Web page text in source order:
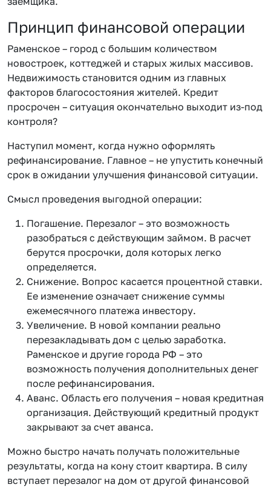
Принцип финансовой операции
Раменское – город с большим количеством
новостроек, коттеджей и старых жилых массивов.
Недвижимость становится одним из главных
факторов благосостояния жителей. Кредит
просрочен – ситуация окончательно выходит из-под
контроля?
Наступил момент, когда нужно оформлять
рефинансирование. Главное – не упустить конечный
срок в ожидании улучшения финансовой ситуации.
Смысл проведения выгодной операции:
Погашение. Перезалог – это возможность
разобраться с действующим займом. В расчет
берутся просрочки, доля которых легко
определяется.
Снижение. Вопрос касается процентной ставки.
Ее изменение означает снижение суммы
ежемесячного платежа инвестору.
Увеличение. В новой компании реально
перезакладывать дом с целью заработка.
Раменское и другие города РФ – это
возможность получения дополнительных денег
после рефинансирования.
Аванс. Область его получения – новая кредитная
организация. Действующий кредитный продукт
закрывают за счет аванса.
Можно быстро начать получать положительные
результаты, когда на кону стоит квартира. В силу
вступает перезалог на дом от другой финансовой